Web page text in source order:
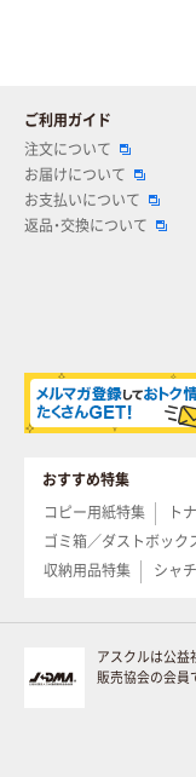
ご利用ガイド
注文について
お届けについて
お支払いについて
返品・交換について
おすすめ特集
コピー用紙特集
ト
ゴミ箱／ダストボック
収納用品特集
シャ
アスクルは公益
販売協会の会員